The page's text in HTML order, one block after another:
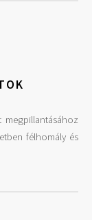
megpillantásához
félhomály és